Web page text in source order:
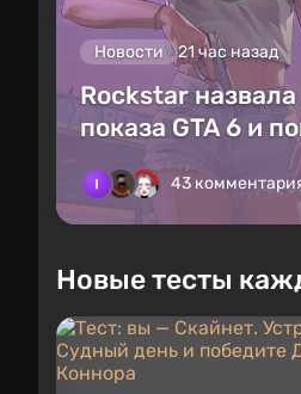
Новости 21 час назад
Rockstar
показа GTA 6 и
43
Новые тесты